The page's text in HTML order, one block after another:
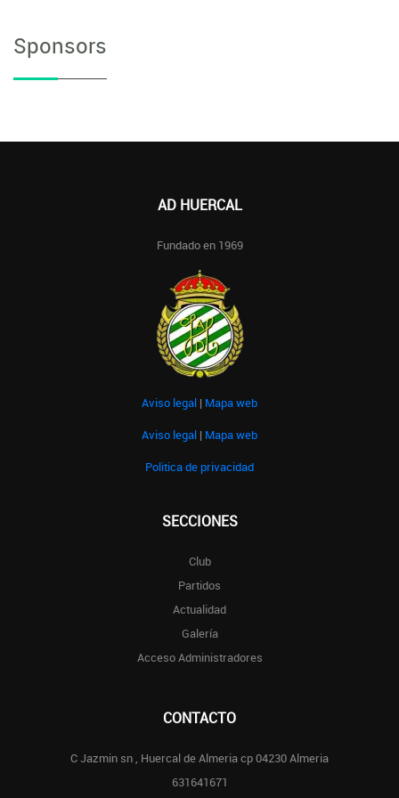
Sponsors
AD HUERCAL
Fundado en 1969
Aviso legal | Mapa web
Aviso legal | Mapa web
Politica de privacidad
SECCIONES
Club
Partidos
Actualidad
Galería
Acceso Administradores
CONTACTO
C Jazmin sn , Huercal de Almeria cp 04230 Almeria
631641671